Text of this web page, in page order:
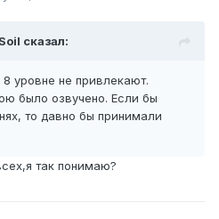
сказал:
уровне не привлекают.
было озвучено. Если бы
то давно бы принимали
так понимаю?